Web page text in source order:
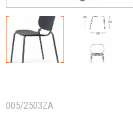
005/2503ZA